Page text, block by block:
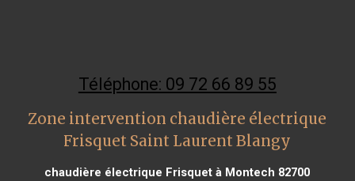
Téléphone: 09 72 66 89 55
Zone intervention chaudière électrique
Frisquet Saint Laurent Blangy
chaudière électrique Frisquet à Montech 82700